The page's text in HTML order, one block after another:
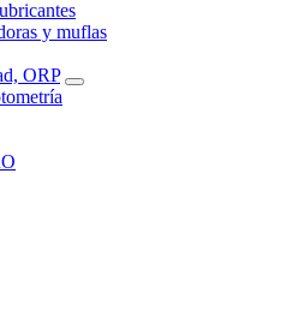
y muflas
ORP